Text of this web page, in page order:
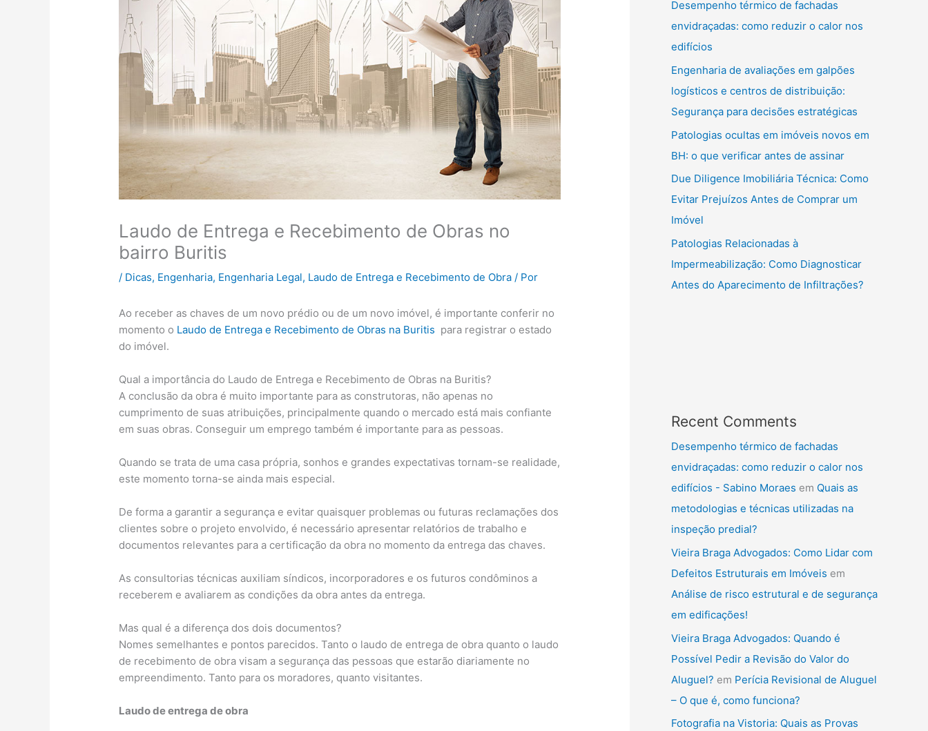
Laudo de Entrega e Recebimento de Obras no
bairro Buritis
/ Dicas, Engenharia, Engenharia Legal, Laudo de Entrega e Recebimento de Obra / Por
Ao receber as chaves de um novo prédio ou de um novo imóvel, é importante conferir no
momento o Laudo de Entrega e Recebimento de Obras na Buritis para registrar o estado
do imóvel.
Qual a importância do Laudo de Entrega e Recebimento de Obras na Buritis?
A conclusão da obra é muito importante para as construtoras, não apenas no
cumprimento de suas atribuições, principalmente quando o mercado está mais confiante
em suas obras. Conseguir um emprego também é importante para as pessoas.
Quando se trata de uma casa própria, sonhos e grandes expectativas tornam-se realidade,
este momento torna-se ainda mais especial.
De forma a garantir a segurança e evitar quaisquer problemas ou futuras reclamações dos
clientes sobre o projeto envolvido, é necessário apresentar relatórios de trabalho e
documentos relevantes para a certificação da obra no momento da entrega das chaves.
As consultorias técnicas auxiliam síndicos, incorporadores e os futuros condôminos a
receberem e avaliarem as condições da obra antes da entrega.
Mas qual é a diferença dos dois documentos?
Nomes semelhantes e pontos parecidos. Tanto o laudo de entrega de obra quanto o laudo
de recebimento de obra visam a segurança das pessoas que estarão diariamente no
empreendimento. Tanto para os moradores, quanto visitantes.
Laudo de entrega de obra
Desempenho térmico de fachadas
envidraçadas: como reduzir o calor nos
edifícios
Engenharia de avaliações em galpões
logísticos e centros de distribuição:
Segurança para decisões estratégicas
Patologias ocultas em imóveis novos em
BH: o que verificar antes de assinar
Due Diligence Imobiliária Técnica: Como
Evitar Prejuízos Antes de Comprar um
Imóvel
Patologias Relacionadas à
Impermeabilização: Como Diagnosticar
Antes do Aparecimento de Infiltrações?
Recent Comments
Desempenho térmico de fachadas
envidraçadas: como reduzir o calor nos
edifícios - Sabino Moraes em Quais as
metodologias e técnicas utilizadas na
inspeção predial?
Vieira Braga Advogados: Como Lidar com
Defeitos Estruturais em Imóveis em
Análise de risco estrutural e de segurança
em edificações!
Vieira Braga Advogados: Quando é
Possível Pedir a Revisão do Valor do
Aluguel? em Perícia Revisional de Aluguel
– O que é, como funciona?
Fotografia na Vistoria: Quais as Provas